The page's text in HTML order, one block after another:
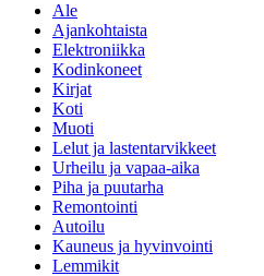
Ale
Ajankohtaista
Elektroniikka
Kodinkoneet
Kirjat
Koti
Muoti
Lelut ja lastentarvikkeet
Urheilu ja vapaa-aika
Piha ja puutarha
Remontointi
Autoilu
Kauneus ja hyvinvointi
Lemmikit